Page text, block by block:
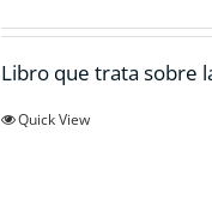
Libro que trata sobre
Quick View